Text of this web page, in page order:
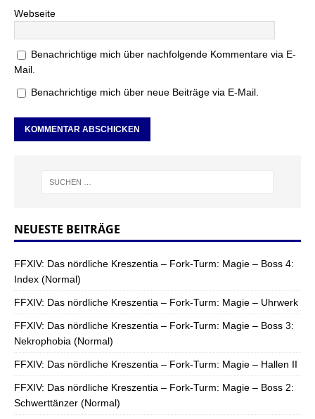
Webseite
Benachrichtige mich über nachfolgende Kommentare via E-
Mail.
Benachrichtige mich über neue Beiträge via E-Mail.
NEUESTE BEITRÄGE
FFXIV: Das nördliche Kreszentia – Fork-Turm: Magie – Boss 4:
Index (Normal)
FFXIV: Das nördliche Kreszentia – Fork-Turm: Magie – Uhrwerk
FFXIV: Das nördliche Kreszentia – Fork-Turm: Magie – Boss 3:
Nekrophobia (Normal)
FFXIV: Das nördliche Kreszentia – Fork-Turm: Magie – Hallen II
FFXIV: Das nördliche Kreszentia – Fork-Turm: Magie – Boss 2:
Schwerttänzer (Normal)